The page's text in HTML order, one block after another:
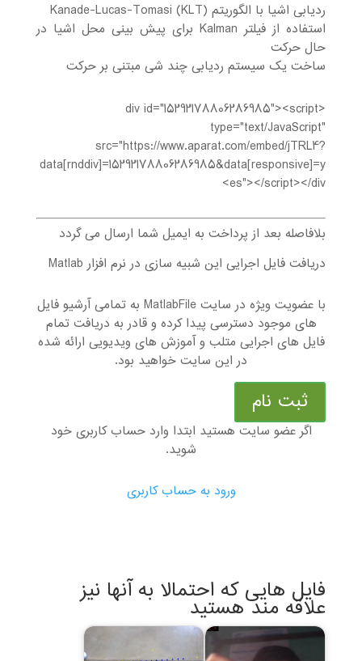
ردیابی اشیا با الگوریتم Kanade-Lucas-Tomasi (KLT)
استفاده از فیلتر Kalman برای پیش بینی محل اشیا در
حال حرکت
ساخت یک سیستم ردیابی چند شی مبتنی بر حرکت
<div id="15292178806286985"><script
type="text/JavaScript"
src="https://www.aparat.com/embed/jTRL4?
data[rnddiv]=15292178806286985&data[responsive]=y
es"></script></div>
بلافاصله بعد از پرداخت به ایمیل شما ارسال می گردد
دریافت فایل اجرایی این شبیه سازی در نرم افزار Matlab
با عضویت ویژه در سایت MatlabFile به تمامی آرشیو فایل
های موجود دسترسی پیدا کرده و قادر به دریافت تمام
فایل های اجرایی متلب و آموزش های ویدیویی ارائه شده
در این سایت خواهید بود.
ثبت نام
اگر عضو سایت هستید ابتدا وارد حساب کاربری خود
شوید.
ورود به حساب کاربری
فایل هایی که احتمالا به آنها نیز
علاقه مند هستید